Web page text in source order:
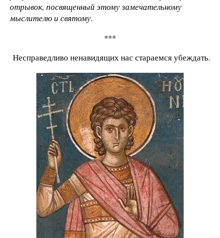
отрывок, посвященный этому замечательному
мыслителю и святому.
***
Несправедливо ненавидящих нас стараемся убеждать.